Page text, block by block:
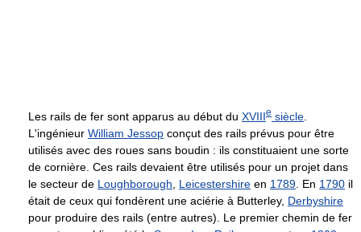
Les rails de fer sont apparus au début du XVIIIe siècle
L'ingénieur William Jessop conçut des rails prévus pour être
utilisés avec des roues sans boudin : ils constituaient une sorte
de cornière. Ces rails devaient être utilisés pour un projet dans
le secteur de Loughborough Leicestershire en 1789 . En 1790 il
était de ceux qui fondèrent une aciérie à Butterley, Derbyshire
pour produire des rails (entre autres). Le premier chemin de fer